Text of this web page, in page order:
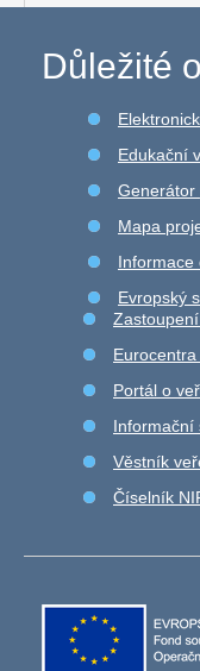
Důležité
Edukační
Generátor
Mapa
Informace
Evropský
Eurocentra
Portál o
Informační
Věstník
Číselník